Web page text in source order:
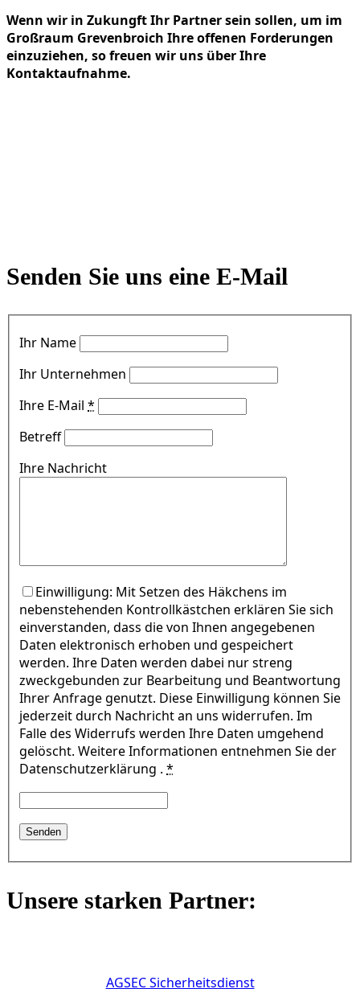
Wenn wir in Zukungft Ihr Partner sein sollen, um im
Großraum Grevenbroich Ihre offenen Forderungen
einzuziehen, so freuen wir uns über Ihre
Kontaktaufnahme.
Senden Sie uns eine E-Mail
Ihr Name
Ihr Unternehmen
Ihre E-Mail *
Betreff
Ihre Nachricht
Einwilligung: Mit Setzen des Häkchens im
nebenstehenden Kontrollkästchen erklären Sie sich
einverstanden, dass die von Ihnen angegebenen
Daten elektronisch erhoben und gespeichert
werden. Ihre Daten werden dabei nur streng
zweckgebunden zur Bearbeitung und Beantwortung
Ihrer Anfrage genutzt. Diese Einwilligung können Sie
jederzeit durch Nachricht an uns widerrufen. Im
Falle des Widerrufs werden Ihre Daten umgehend
gelöscht. Weitere Informationen entnehmen Sie der
Datenschutzerklärung . *
Unsere starken Partner:
AGSEC Sicherheitsdienst